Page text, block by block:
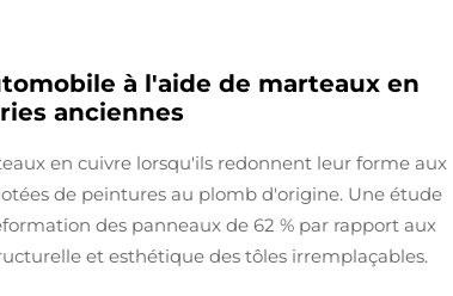
à l'aide de marteaux en
anciennes
en cuivre lorsqu'ils redonnent leur forme aux
de peintures au plomb d'origine. Une étude
des panneaux de 62 % par rapport aux
et esthétique des tôles irremplaçables.